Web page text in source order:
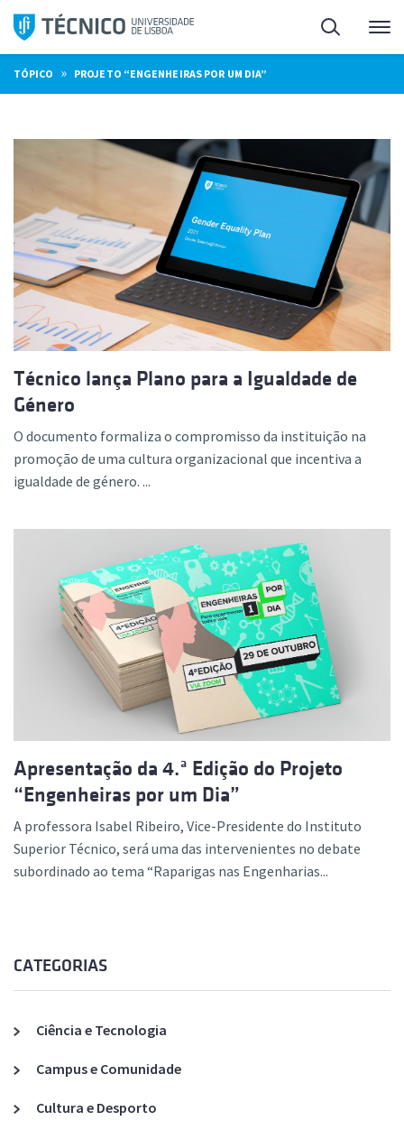
Saltar
para
o
conteúdo
Pesquisa
TÓPICO » PROJETO “ENGENHEIRAS POR UM DIA”
Técnico lança Plano para a Igualdade de
Género
O documento formaliza o compromisso da instituição na
promoção de uma cultura organizacional que incentiva a
igualdade de género. ...
Apresentação da 4.ª Edição do Projeto
“Engenheiras por um Dia”
A professora Isabel Ribeiro, Vice-Presidente do Instituto
Superior Técnico, será uma das intervenientes no debate
subordinado ao tema “Raparigas nas Engenharias...
CATEGORIAS
Ciência e Tecnologia
Campus e Comunidade
Cultura e Desporto